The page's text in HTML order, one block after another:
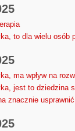
to dla wielu osób
ma wpływ na
jest to dziedzina
znacznie